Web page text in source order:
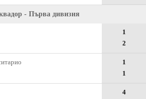
- Първа дивизия
1
2
1
1
4